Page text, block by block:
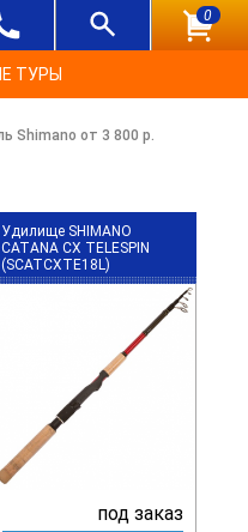
0
ТУРЫ
Shimano от 3 800 р.
Удилище SHIMANO
CATANA CX TELESPIN
(SCATCXTE18L)
под заказ